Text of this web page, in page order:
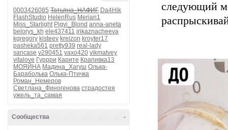
0003426085 Татьяна_НАФИГ Da4Hik
FlashStudio HelenRus Merian1
Miss_Starlight Pigvi_Blond anna-aneta
belorys_kh ele437411 irikaznacheeva
kgregory kisteev kreizon kroyter17
pasheka561 pretty939 real-lady
sancase v290451 vaxo420 vikmatvey
vitalove Гуррри Карите Крапивка13
МОЯЙНА Мадина_Хагуш Олька-
Бараболька Олька-Птичка
Роман_Немеров
Светлана_Финогенова страдостея
ужель_та_самая
-
Сообщества
следующий